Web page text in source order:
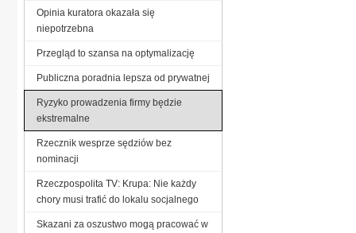
Opinia kuratora okazała się
niepotrzebna
Przegląd to szansa na optymalizację
Publiczna poradnia lepsza od prywatnej
Ryzyko prowadzenia firmy będzie
ekstremalne
Rzecznik wesprze sędziów bez
nominacji
Rzeczpospolita TV: Krupa: Nie każdy
chory musi trafić do lokalu socjalnego
Skazani za oszustwo mogą pracować w